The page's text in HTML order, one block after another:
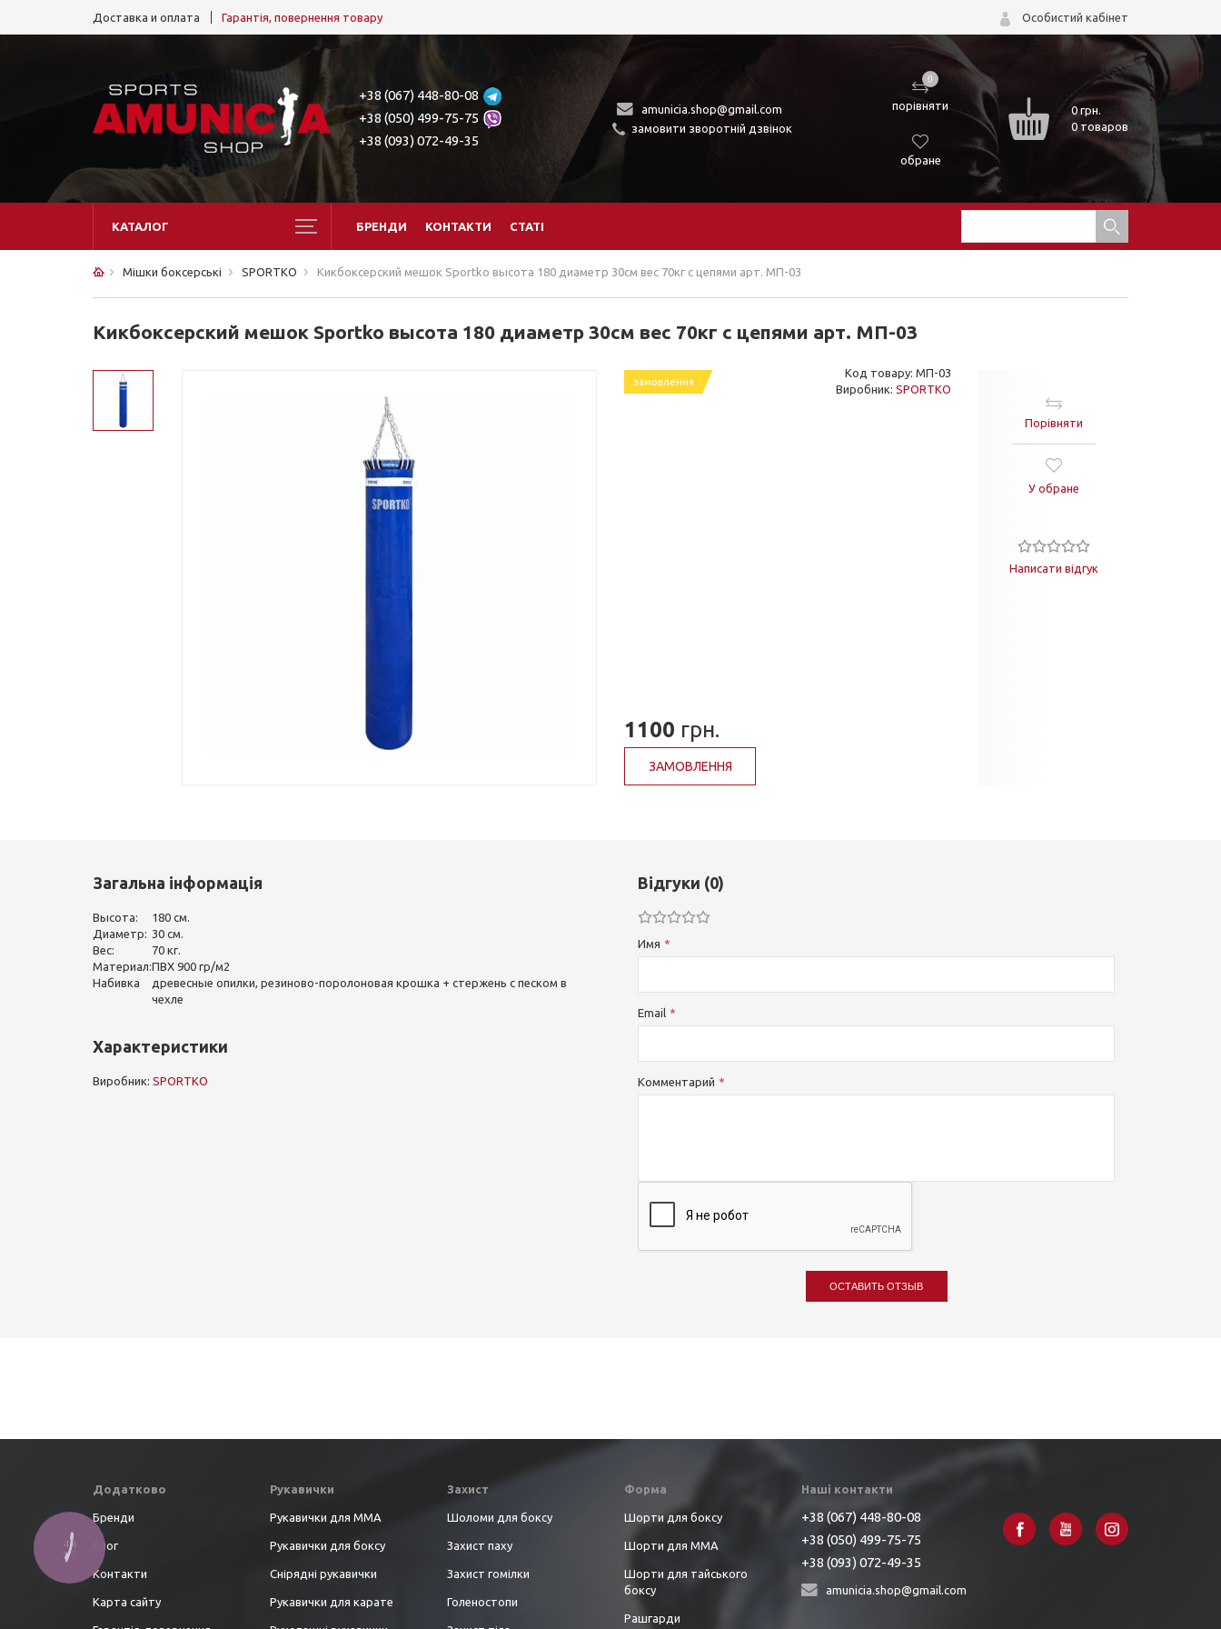
Доставка и оплата Гарантія, повернення товару Особистий кабінет
+38 (067) 448-80-08
+38 (050) 499-75-75
+38 (093) 072-49-35
amunicia.shop@gmail.com
замовити зворотній дзвінок
0
порівняти
обране
0грн.
0 товаров
КАТАЛОГ БРЕНДИ КОНТАКТИ СТАТІ
Мішки боксерські SPORTKO Кикбоксерский мешок Sportko высота 180 диаметр 30см вес 70кг с цепями арт. МП-03
Кикбоксерский мешок Sportko высота 180 диаметр 30см вес 70кг с цепями арт. МП-03
замовлення
Код товару: МП-03
Виробник: SPORTKO
1100 грн.
ЗАМОВЛЕННЯ
Порівняти
У обране
Написати відгук
Загальна інформація
Высота:
180 см.
Диаметр: 30 см.
Вес:
70 кг.
Материал:ПВХ 900 гр/м2
Набивка
древесные опилки, резиново-поролоновая крошка + стержень с песком в
чехле
Характеристики
Виробник: SPORTKO
Відгуки (0)
Имя
Email
Комментарий
ОСТАВИТЬ ОТЗЫВ
Додатково
Бренди
Блог
Контакти
Карта сайту
Рукавички
Рукавички для ММА
Рукавички для боксу
Снірядні рукавички
Рукавички для карате
Захист
Шоломи для боксу
Захист паху
Захист гомілки
Голеностопи
Форма
Шорти для боксу
Шорти для ММА
Шорти для тайського
боксу
Рашгарди
Наші контакти
+38 (067) 448-80-08
+38 (050) 499-75-75
+38 (093) 072-49-35
amunicia.shop@gmail.com